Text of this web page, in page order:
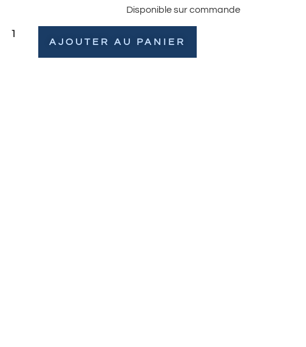
Disponible sur commande
AJOUTER AU PANIER